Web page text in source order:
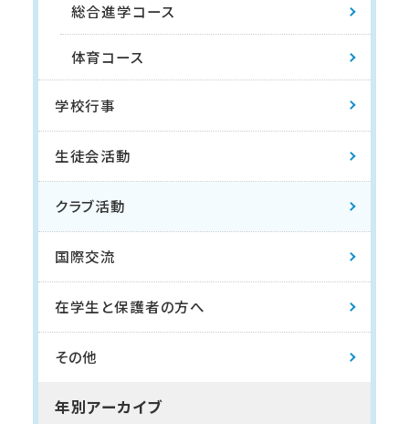
総合進学コース
体育コース
学校行事
生徒会活動
クラブ活動
国際交流
在学生と保護者の方へ
その他
年別アーカイブ